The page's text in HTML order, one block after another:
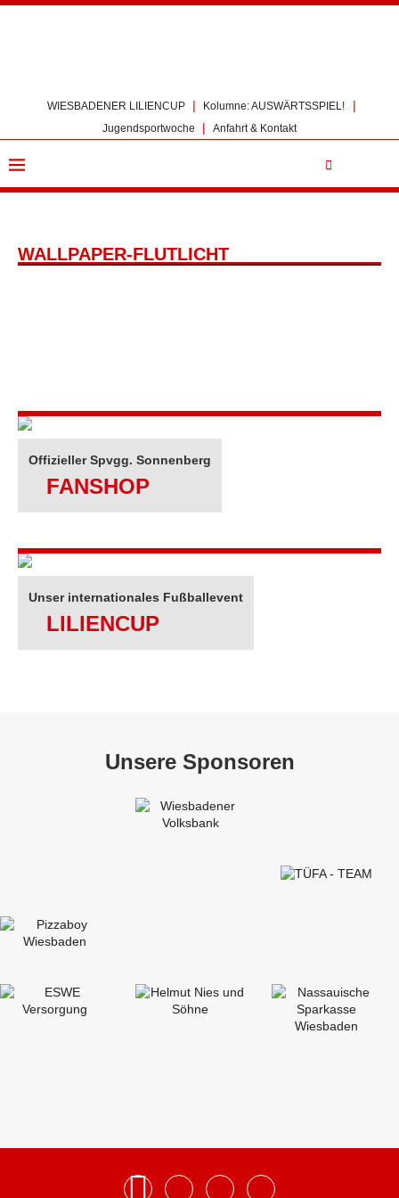
WIESBADENER LILIENCUP | Kolumne: AUSWÄRTSSPIEL! |
Jugendsportwoche | Anfahrt & Kontakt
WALLPAPER-FLUTLICHT
Offizieller Spvgg. Sonnenberg
FANSHOP
Unser internationales Fußballevent
LILIENCUP
Unsere Sponsoren